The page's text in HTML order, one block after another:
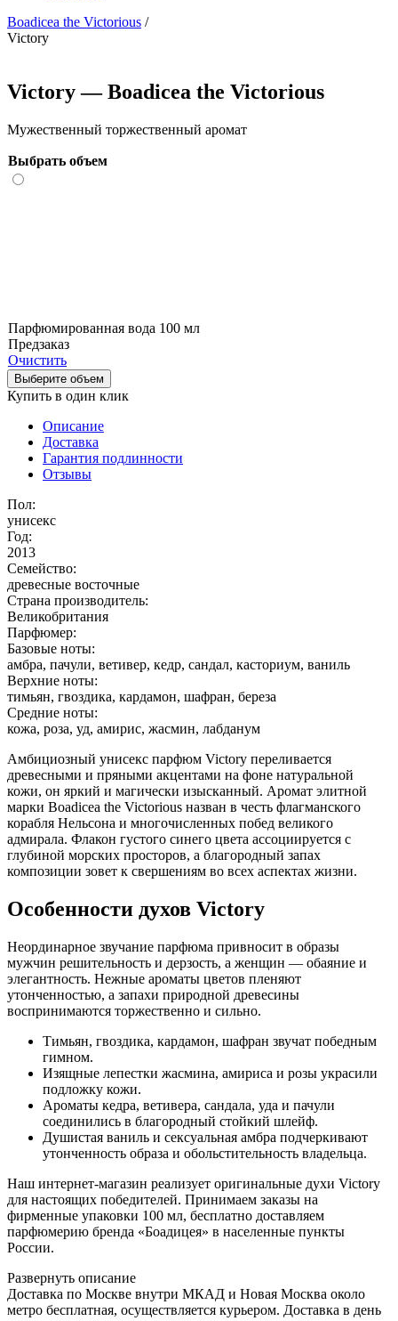
Boadicea the Victorious /
Victory
Victory — Boadicea the Victorious
Мужественный торжественный аромат
Выбрать объем
Парфюмированная вода 100 мл
Предзаказ
Очистить
Выберите объем
Купить в один клик
Описание
Доставка
Гарантия подлинности
Отзывы
Пол:
унисекс
Год:
2013
Семейство:
древесные восточные
Страна производитель:
Великобритания
Парфюмер:
Базовые ноты:
амбра, пачули, ветивер, кедр, сандал, касториум, ваниль
Верхние ноты:
тимьян, гвоздика, кардамон, шафран, береза
Средние ноты:
кожа, роза, уд, амирис, жасмин, лабданум
Амбициозный унисекс парфюм Victory переливается
древесными и пряными акцентами на фоне натуральной
кожи, он яркий и магически изысканный. Аромат элитной
марки Boadicea the Victorious назван в честь флагманского
корабля Нельсона и многочисленных побед великого
адмирала. Флакон густого синего цвета ассоциируется с
глубиной морских просторов, а благородный запах
композиции зовет к свершениям во всех аспектах жизни.
Особенности духов Victory
Неординарное звучание парфюма привносит в образы
мужчин решительность и дерзость, а женщин — обаяние и
элегантность. Нежные ароматы цветов пленяют
утонченностью, а запахи природной древесины
воспринимаются торжественно и сильно.
Тимьян, гвоздика, кардамон, шафран звучат победным
гимном.
Изящные лепестки жасмина, амириса и розы украсили
подложку кожи.
Ароматы кедра, ветивера, сандала, уда и пачули
соединились в благородный стойкий шлейф.
Душистая ваниль и сексуальная амбра подчеркивают
утонченность образа и обольстительность владельца.
Наш интернет-магазин реализует оригинальные духи Victory
для настоящих победителей. Принимаем заказы на
фирменные упаковки 100 мл, бесплатно доставляем
парфюмерию бренда «Боадицея» в населенные пункты
России.
Развернуть описание
Доставка по Москве внутри МКАД и Новая Москва около
метро бесплатная, осуществляется курьером. Доставка в день